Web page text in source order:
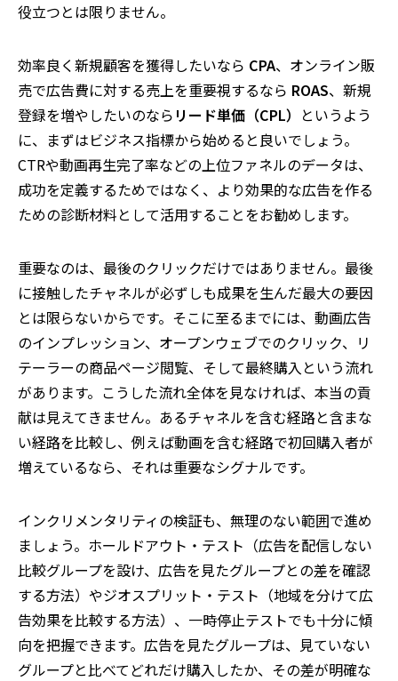
役立つとは限りません。
効率良く新規顧客を獲得したいなら CPA、オンライン販
売で広告費に対する売上を重要視するなら ROAS、新規
登録を増やしたいのなら リード単価（CPL） というよう
に、まずはビジネス指標から始めると良いでしょう。
CTRや動画再生完了率などの上位ファネルのデータは、
成功を定義するためではなく、より効果的な広告を作る
ための診断材料として活用することをお勧めします。
重要なのは、最後のクリックだけではありません。最後
に接触したチャネルが必ずしも成果を生んだ最大の要因
とは限らないからです。そこに至るまでには、動画広告
のインプレッション、オープンウェブでのクリック、リ
テーラーの商品ページ閲覧、そして最終購入という流れ
があります。こうした流れ全体を見なければ、本当の貢
献は見えてきません。あるチャネルを含む経路と含まな
い経路を比較し、例えば動画を含む経路で初回購入者が
増えているなら、それは重要なシグナルです。
インクリメンタリティの検証も、無理のない範囲で進め
ましょう。ホールドアウト・テスト（広告を配信しない
比較グループを設け、広告を見たグループとの差を確認
する方法）やジオスプリット・テスト（地域を分けて広
告効果を比較する方法）、一時停止テストでも十分に傾
向を把握できます。広告を見たグループは、見ていない
グループと比べてどれだけ購入したか、その差が明確な